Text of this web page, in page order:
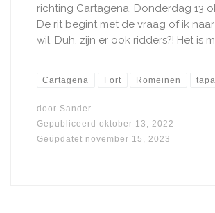
richting Cartagena. Donderdag 13
De rit begint met de vraag of ik
wil. Duh, zijn er ook ridders?! Het is
Cartagena Fort Romeinen
door Sander
Gepubliceerd oktober 13, 2022
Geüpdatet november 15, 2023